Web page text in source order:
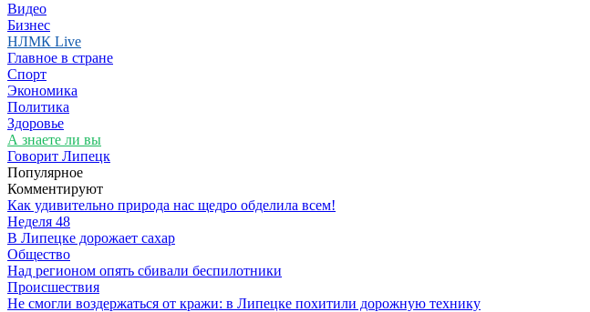
Видео
Бизнес
НЛМК Live
Главное в стране
Спорт
Экономика
Политика
Здоровье
А знаете ли вы
Говорит Липецк
Популярное
Комментируют
Как удивительно природа нас щедро обделила всем!
Неделя 48
В Липецке дорожает сахар
Общество
Над регионом опять сбивали беспилотники
Происшествия
Не смогли воздержаться от кражи: в Липецке похитили дорожную технику